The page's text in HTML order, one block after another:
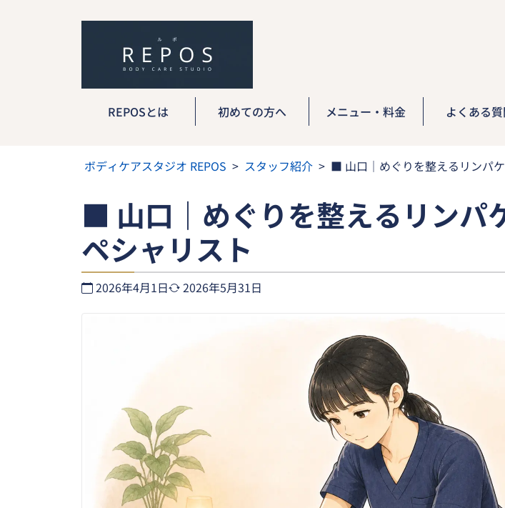
REPOSとは 初めての方へ メニュー・料金 よくある
ボディケアスタジオ REPOS スタッフ紹介 ■ 山口｜めぐりを整えるリンパ
■ 山口｜めぐりを整えるリンパ
ペシャリスト
2026年4月1日 2026年5月31日